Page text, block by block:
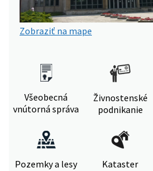
Zobraziť na mape
Všeobecná
vnútorná správa
Živnostenské
podnikanie
Pozemky a lesy Kataster